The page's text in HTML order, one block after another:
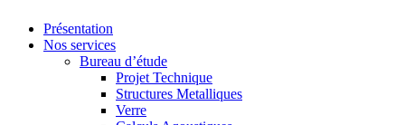
Présentation
Nos services
Bureau d’étude
Projet Technique
Structures Metalliques
Verre